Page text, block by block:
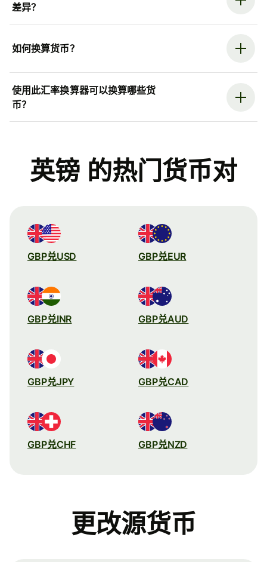
差异？
如何换算货币？
使用此汇率换算器可以换算哪些货
币？
英镑 的热门货币对
GBP兑USD GBP兑EUR
GBP兑INR GBP兑AUD
GBP兑JPY GBP兑CAD
GBP兑CHF GBP兑NZD
更改源货币